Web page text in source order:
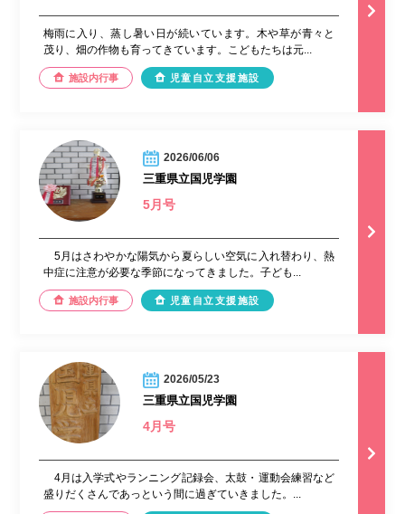
梅雨に入り、蒸し暑い日が続いています。木や草が青々と
茂り、畑の作物も育ってきています。こどもたちは元...
施設内行事 児童自立支援施設
2026/06/06
三重県立国児学園
5月号
5月はさわやかな陽気から夏らしい空気に入れ替わり、熱
中症に注意が必要な季節になってきました。子ども...
施設内行事 児童自立支援施設
2026/05/23
三重県立国児学園
4月号
4月は入学式やランニング記録会、太鼓・運動会練習など
盛りだくさんであっという間に過ぎていきました。...